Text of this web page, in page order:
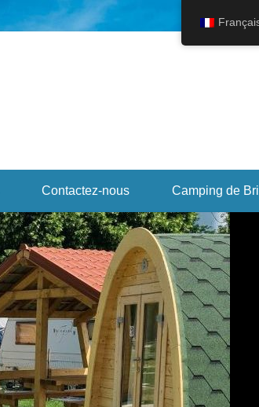
Contactez-nous Camping de